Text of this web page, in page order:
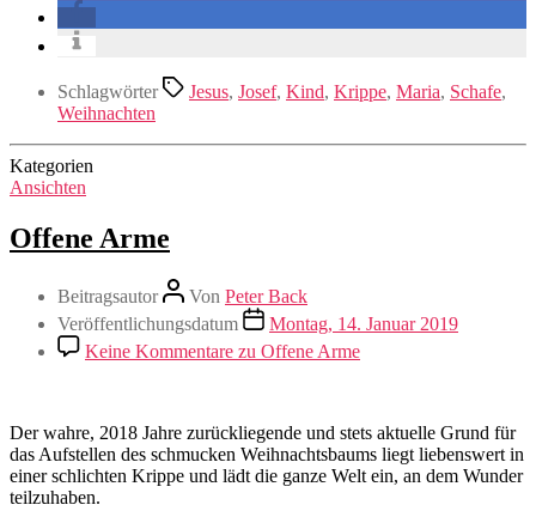
Schlagwörter Jesus, Josef, Kind, Krippe, Maria, Schafe,
Weihnachten
Kategorien
Ansichten
Offene Arme
Beitragsautor Von Peter Back
Veröffentlichungsdatum
Montag, 14. Januar 2019
Keine Kommentare zu Offene Arme
Der wahre, 2018 Jahre zurückliegende und stets aktuelle Grund für
das Aufstellen des schmucken Weihnachtsbaums liegt liebenswert in
einer schlichten Krippe und lädt die ganze Welt ein, an dem Wunder
teilzuhaben.